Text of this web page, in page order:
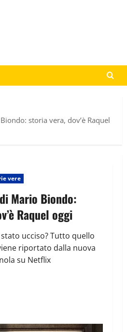
storia vera, dov’è Raquel
vere
Mario Biondo:
Raquel oggi
ucciso? Tutto quello
riportato dalla nuova
su Netflix